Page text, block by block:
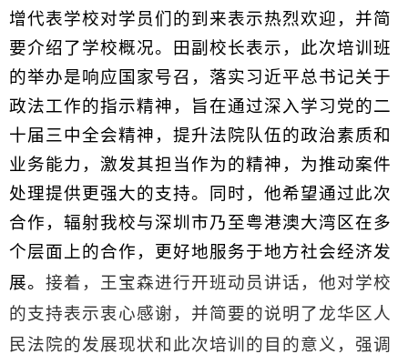
增代表学校对学员们的到来表示热烈欢迎，并简
要介绍了学校概况。田副校长表示，此次培训班
的举办是响应国家号召，落实习近平总书记关于
政法工作的指示精神，旨在通过深入学习党的二
十届三中全会精神，提升法院队伍的政治素质和
业务能力，激发其担当作为的精神，为推动案件
处理提供更强大的支持。同时，他希望通过此次
合作，辐射我校与深圳市乃至粤港澳大湾区在多
个层面上的合作，更好地服务于地方社会经济发
展。 接着， 王宝森进行开班动员讲话，他对学校
的支持表示衷心感谢，并简要的说明了龙华区人
民法院的发展现状和此次培训的目的意义，强调